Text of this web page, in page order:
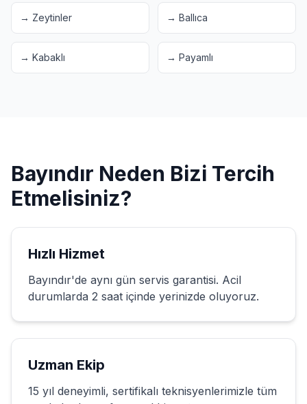
→ Zeytinler → Ballıca
→ Kabaklı → Payamlı
Bayındır Neden Bizi Tercih
Etmelisiniz?
Hızlı Hizmet
Bayındır'de aynı gün servis garantisi. Acil
durumlarda 2 saat içinde yerinizde oluyoruz.
Uzman Ekip
15 yıl deneyimli, sertifikalı teknisyenlerimizle tüm